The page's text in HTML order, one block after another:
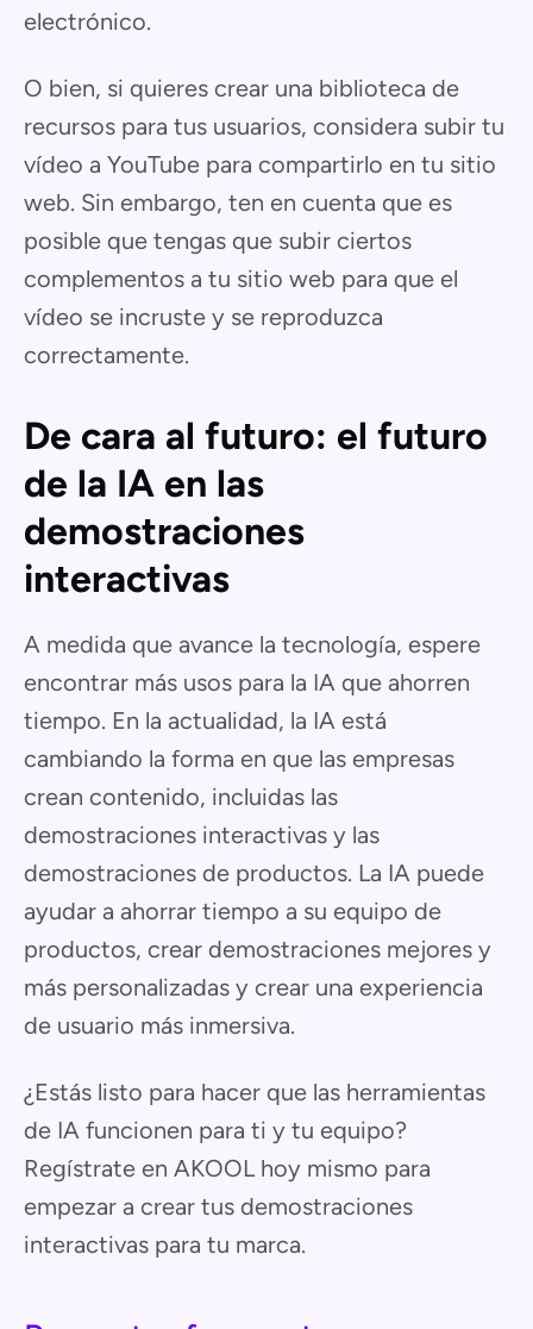
electrónico.
O bien, si quieres crear una biblioteca de
recursos para tus usuarios, considera subir tu
vídeo a YouTube para compartirlo en tu sitio
web. Sin embargo, ten en cuenta que es
posible que tengas que subir ciertos
complementos a tu sitio web para que el
vídeo se incruste y se reproduzca
correctamente.
De cara al futuro: el futuro
de la IA en las
demostraciones
interactivas
A medida que avance la tecnología, espere
encontrar más usos para la IA que ahorren
tiempo. En la actualidad, la IA está
cambiando la forma en que las empresas
crean contenido, incluidas las
demostraciones interactivas y las
demostraciones de productos. La IA puede
ayudar a ahorrar tiempo a su equipo de
productos, crear demostraciones mejores y
más personalizadas y crear una experiencia
de usuario más inmersiva.
¿Estás listo para hacer que las herramientas
de IA funcionen para ti y tu equipo?
Regístrate en AKOOL hoy mismo para
empezar a crear tus demostraciones
interactivas para tu marca.